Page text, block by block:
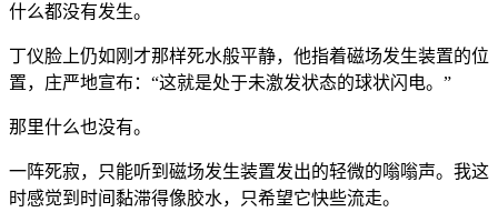
什么都没有发生。
丁仪脸上仍如刚才那样死水般平静，他指着磁场发生装置的位
置，庄严地宣布：“这就是处于未激发状态的球状闪电。”
那里什么也没有。
一阵死寂，只能听到磁场发生装置发出的轻微的嗡嗡声。我这
时感觉到时间黏滞得像胶水，只希望它快些流走。